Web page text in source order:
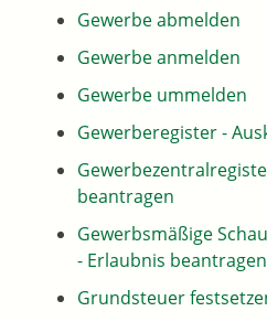
Gewerbe abmelden
Gewerbe anmelden
Gewerbe ummelden
Gewerberegister -
beantragen
Gewerbsmäßige
- Erlaubnis beantragen
Grundsteuer